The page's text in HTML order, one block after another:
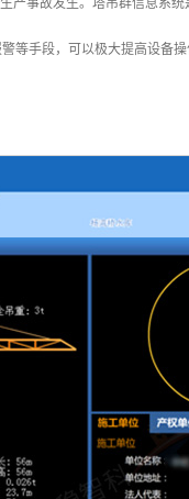
产事故发生。塔吊群信息系
等手段，可以极大提高设备